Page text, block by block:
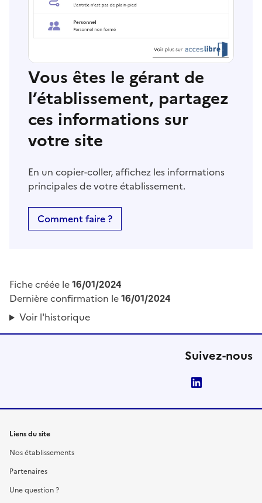
Vous êtes le gérant de
l’établissement, partagez
ces informations sur
votre site
En un copier-coller, affichez les informations
principales de votre établissement.
Comment faire ?
Fiche créée le16/01/2024
Dernière confirmation le16/01/2024
Voir l'historique
Suivez-nous
Liens du site
Nos établissements
Partenaires
Une question ?